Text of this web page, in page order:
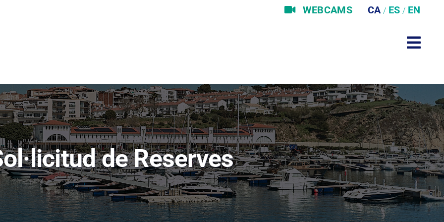
WEBCAMS
de Reserves